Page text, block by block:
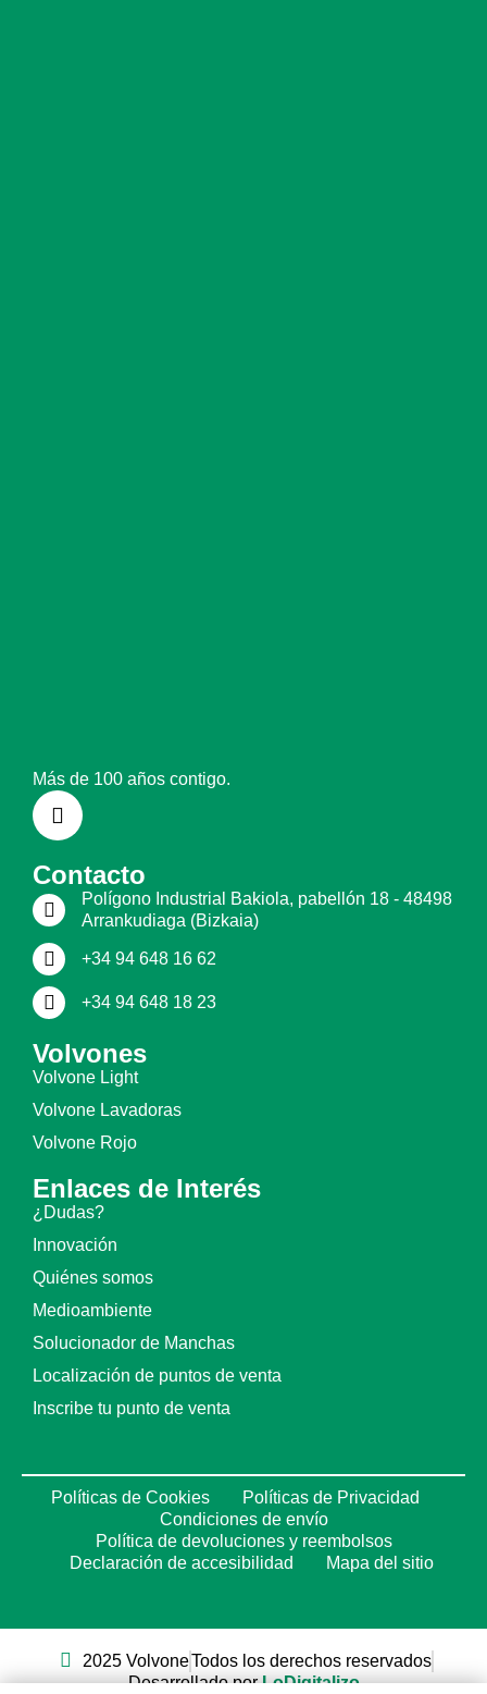
Más de 100 años contigo.
Contacto
Polígono Industrial Bakiola, pabellón 18 - 48498
Arrankudiaga (Bizkaia)
+34 94 648 16 62
+34 94 648 18 23
Volvones
Volvone Light
Volvone Lavadoras
Volvone Rojo
Enlaces de Interés
¿Dudas?
Innovación
Quiénes somos
Medioambiente
Solucionador de Manchas
Localización de puntos de venta
Inscribe tu punto de venta
Políticas de Cookies
Políticas de Privacidad
Condiciones de envío
Política de devoluciones y reembolsos
Declaración de accesibilidad
Mapa del sitio
2025 VolvoneTodos los derechos reservados
Desarrollado porLoDigitalizo